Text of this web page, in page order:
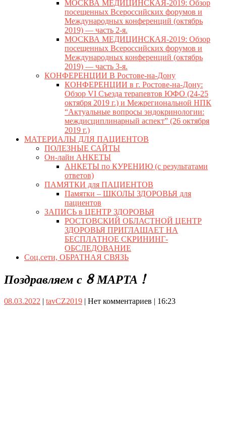
МОСКВА МЕДИЦИНСКАЯ-2019: Обзор
посещенных Всероссийских форумов и
Международных конференций (октябрь
2019) — часть 2-я.
МОСКВА МЕДИЦИНСКАЯ-2019: Обзор
посещенных Всероссийских форумов и
Международных конференций (октябрь
2019) — часть 3-я.
КОНФЕРЕНЦИИ В Ростове-на-Дону
КОНФЕРЕНЦИИ в г. Ростове-на-Дону:
Обзор VI Съезда терапевтов ЮФО (24-25
октября 2019 г.) и Межрегиональной НПК
“Актуальные вопросы эндокринологии:
междисциплинарный аспект” (26 октября
2019 г.)
МАТЕРИАЛЫ ДЛЯ ПАЦИЕНТОВ
ПОЛЕЗНЫЕ САЙТЫ
Он-лайн АНКЕТЫ
АНКЕТЫ по КУРЕНИЮ (с результатами
ответов)
ПАМЯТКИ для ПАЦИЕНТОВ
Памятки – ШКОЛЫ ЗДОРОВЬЯ для
пациентов
ЗАПИСЬ в ЦЕНТР ЗДОРОВЬЯ
РОСТОВСКИЙ ОБЛАСТНОЙ ЦЕНТР
ЗДОРОВЬЯ ПРИГЛАШАЕТ НА
БЕСПЛАТНОЕ СКРИНИНГ-
ОБСЛЕДОВАНИЕ
Соц.сети, ОБРАТНАЯ СВЯЗЬ
Close
Button
Поздравляем с 8 МАРТА !
08.03.2022 08.03.2022
| tavCZ2019tavCZ2019
| Нет комментариев | 16:23